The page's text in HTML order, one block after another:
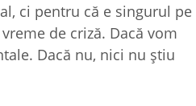
ci pentru că e singurul pe
de criză. Dacă vom
Dacă nu, nici nu ştiu